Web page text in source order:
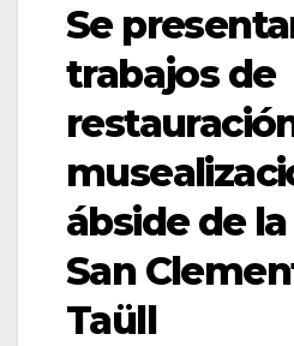
Se
trabajos de
ábside de
San
Taüll